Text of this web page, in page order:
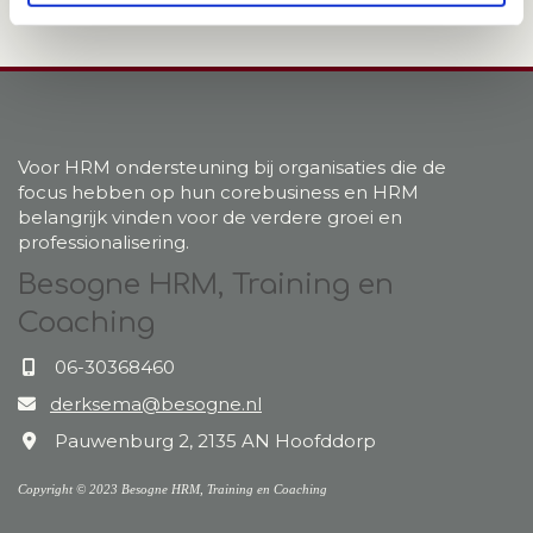
Voor HRM ondersteuning bij organisaties die de
focus hebben op hun corebusiness en HRM
belangrijk vinden voor de verdere groei en
professionalisering.
Besogne HRM, Training en
Coaching
 06-30368460
 derksema@besogne.nl
Pauwenburg 2, 2135 AN Hoofddorp
Copyright © 2023 Besogne HRM, Training en Coaching